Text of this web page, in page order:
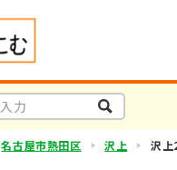
名古屋市熱田区 沢上 沢